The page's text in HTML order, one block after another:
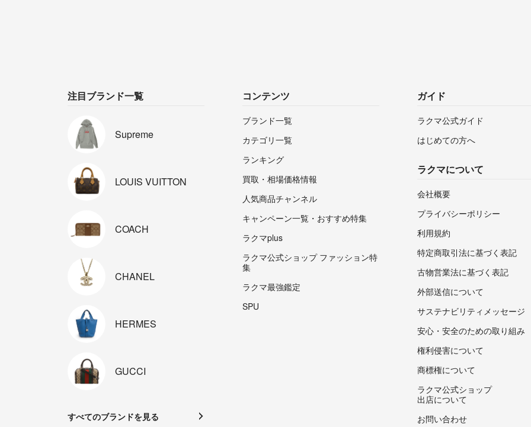
注目ブランド一覧
Supreme
LOUIS VUITTON
COACH
CHANEL
HERMES
GUCCI
すべてのブランドを見る
コンテンツ
ブランド一覧
カテゴリ一覧
ランキング
買取・相場価格情報
人気商品チャンネル
キャンペーン一覧・おすすめ特集
ラクマplus
ラクマ公式ショップ ファッション特
集
ラクマ最強鑑定
SPU
ガイド
ラクマ公式ガイド
はじめての方へ
ラクマについて
会社概要
プライバシーポリシー
利用規約
特定商取引法に基づく表記
古物営業法に基づく表記
外部送信について
サステナビリティメッセージ
安心・安全のための取り組み
権利侵害について
商標権について
ラクマ公式ショップ
出店について
お問い合わせ